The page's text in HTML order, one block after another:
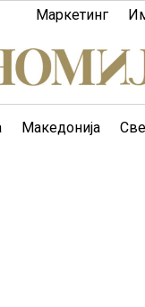
Маркетинг
Македонија